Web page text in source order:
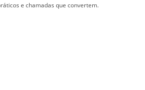
e chamadas que convertem.